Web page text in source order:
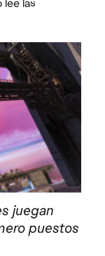
lee las
juegan
puestos